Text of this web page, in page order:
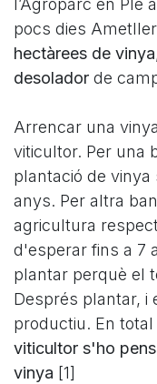
l’Agroparc en Ple
pocs dies
hectàrees de vinya
desolador de
Arrencar una
viticultor. Per una
plantació de
anys. Per altra
agricultura
d'esperar fins a 7
plantar perquè el
Després plantar, i
productiu. En
viticultor s'ho
vinya [1]